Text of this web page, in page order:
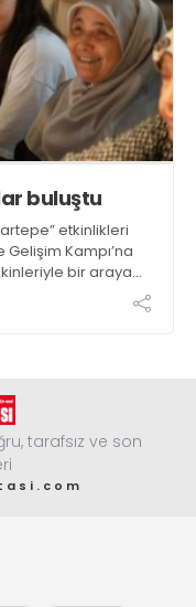
buluştu
etkinlikleri
Kampı’na
bir araya
tarafsız ve son